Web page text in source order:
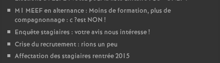
M1 MEEFen alternance : Moins de formation, plus de
compagnonnage : c?est NON !
Enquête stagiaires : votre avis nous intéresse!
Crise du recrutement : rions un peu
Affectation des stagiaires rentrée 2015